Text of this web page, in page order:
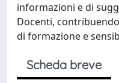
informazioni e di
Docenti,
di formazione e
Scheda breve